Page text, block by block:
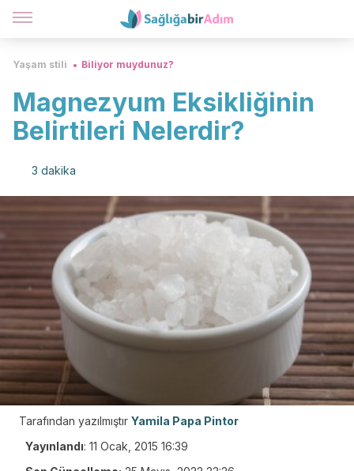
Yaşam stili Biliyor muydunuz?
Magnezyum Eksikliğinin
Belirtileri Nelerdir?
3 dakika
Tarafından yazılmıştır Yamila Papa Pintor
Yayınlandı: 11 Ocak, 2015 16:39